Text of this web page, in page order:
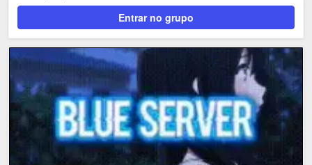
Entrar no grupo